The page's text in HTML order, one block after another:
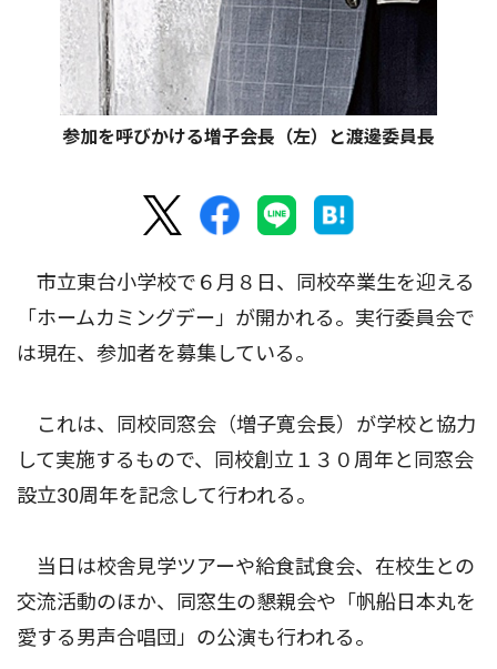
参加を呼びかける増子会長（左）と渡邊委員長
市立東台小学校で６月８日、同校卒業生を迎える
「ホームカミングデー」が開かれる。実行委員会で
は現在、参加者を募集している。
これは、同校同窓会（増子寛会長）が学校と協力
して実施するもので、同校創立１３０周年と同窓会
設立30周年を記念して行われる。
当日は校舎見学ツアーや給食試食会、在校生との
交流活動のほか、同窓生の懇親会や「帆船日本丸を
愛する男声合唱団」の公演も行われる。